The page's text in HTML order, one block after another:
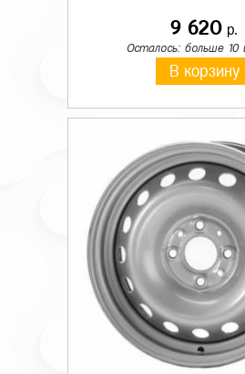
9 620 р.
Осталось: больше 10
В корзину